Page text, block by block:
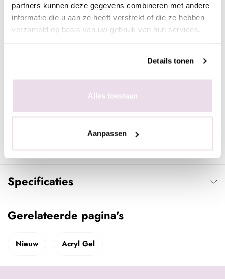
partners kunnen deze gegevens combineren met andere
informatie die u aan ze heeft verstrekt of die ze hebben
verzameld op basis van uw gebruik van hun services.
Details tonen
Alles toestaan
Aanpassen
babyboom.
Werkwijze:
- Styleer met de NeXt Gel om dit vloeiend te styleren gebruik je
de NeXt One Magic Liquid, had na het aanbrengen uit (2
- Vijl het product na het uitharden in model en breng een
topcoat of kleur aan.
Specificaties
Gerelateerde pagina's
Nieuw Acryl Gel